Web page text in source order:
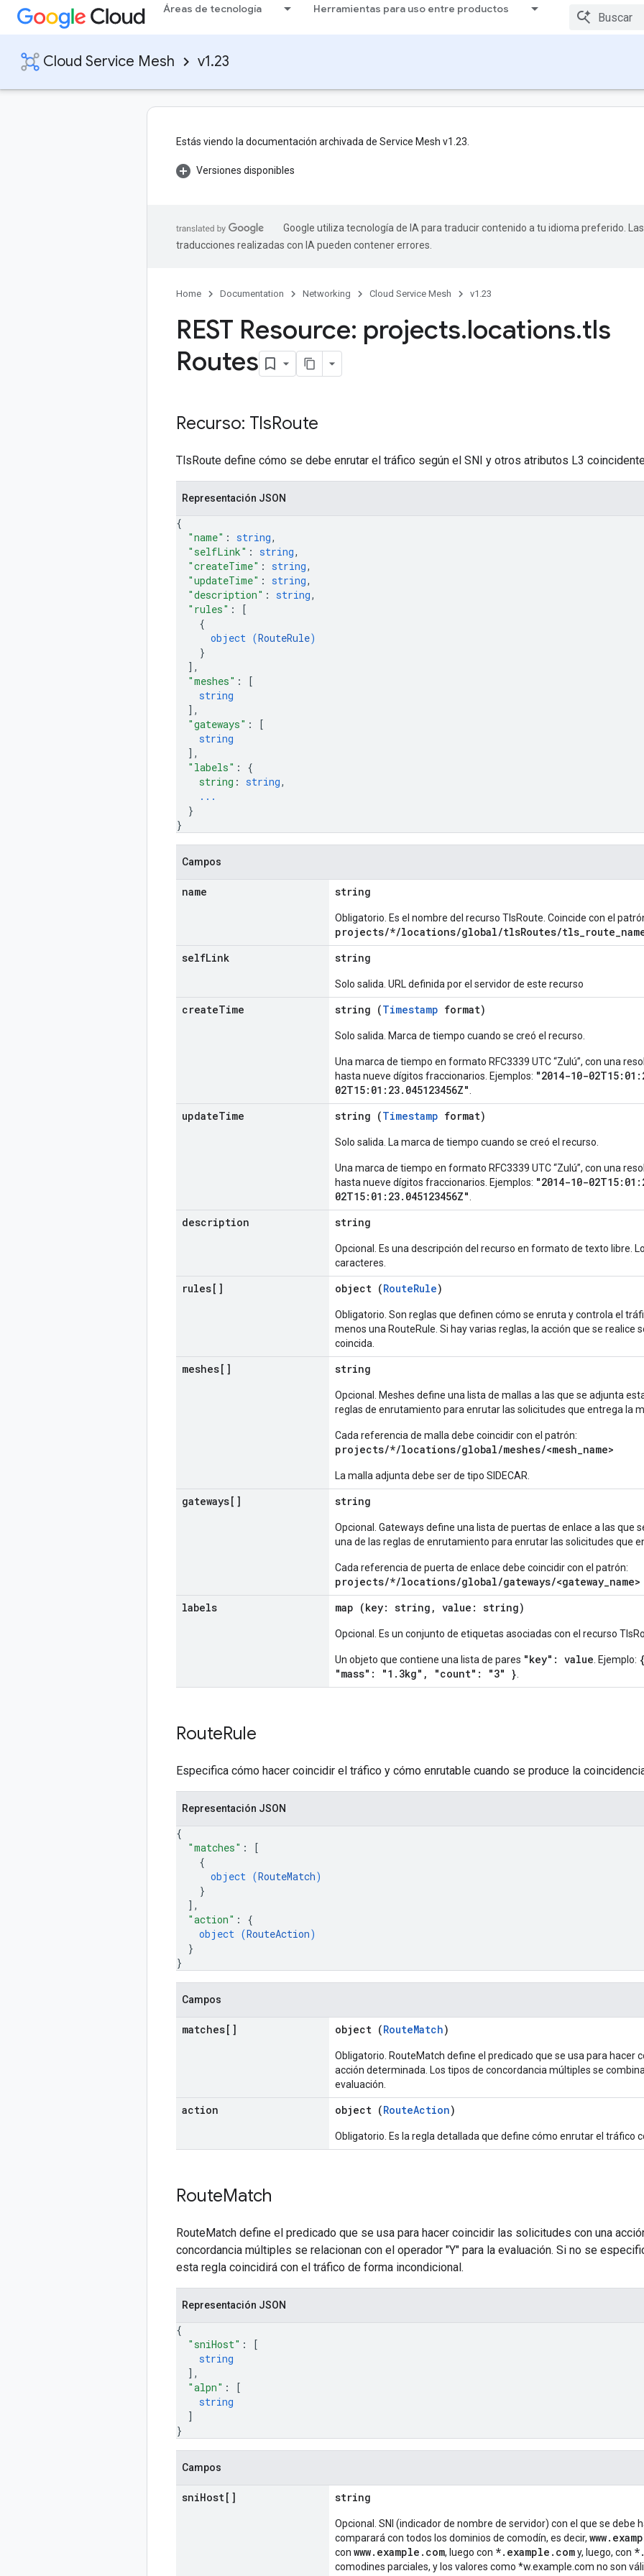
Áreas de tecnología Herramientas para uso entre productos
Cloud Service Mesh v1.23
Estás viendo la documentación archivada de Service Mesh v1.23.
Versiones disponibles
Google utiliza tecnología de IA para traducir contenido a tu idioma preferido. Las
traducciones realizadas con IA pueden contener errores.
Home Documentation Networking Cloud Service Mesh v1.23
REST Resource: projects.locations.tls
Routes
Recurso: TlsRoute
TlsRoute define cómo se debe enrutar el tráfico según el SNI y otros atributos L3
Representación JSON
{
"name" : string,
"selfLink" : string,
"createTime" : string,
"updateTime" : string,
"description" : string,
"rules" :
[
{
object (RouteRule)
}
] ,
"meshes" :
[
string
] ,
"gateways" :
[
string
] ,
"labels" : {
string : string,
...
}
}
Campos
name string
Obligatorio. Es el nombre del recurso TlsRoute. Coincide con el
projects/*/locations/global/tlsRoutes/
selfLink string
Solo salida. URL definida por el servidor de este recurso
createTime string (Timestamp format)
Solo salida. Marca de tiempo cuando se creó el recurso.
Una marca de tiempo en formato RFC3339 UTC “Zulú”, con una
hasta nueve dígitos fraccionarios. Ejemplos: "2014-10-
02T15:01:23.045123456Z"
updateTime string (Timestamp format)
Solo salida. La marca de tiempo cuando se creó el recurso.
Una marca de tiempo en formato RFC3339 UTC “Zulú”, con una
hasta nueve dígitos fraccionarios. Ejemplos: "2014-10-
02T15:01:23.045123456Z"
description string
Opcional. Es una descripción del recurso en formato de texto libre.
caracteres.
rules[] object (RouteRule)
Obligatorio. Son reglas que definen cómo se enruta y controla el
menos una RouteRule. Si hay varias reglas, la acción que se realice
coincida.
meshes[] string
Opcional. Meshes define una lista de mallas a las que se adjunta
reglas de enrutamiento para enrutar las solicitudes que entrega la
Cada referencia de malla debe coincidir con el patrón:
projects/*/locations/global/meshes/<mesh_name>
La malla adjunta debe ser de tipo SIDECAR.
gateways[] string
Opcional. Gateways define una lista de puertas de enlace a las que
una de las reglas de enrutamiento para enrutar las solicitudes que
Cada referencia de puerta de enlace debe coincidir con el patrón:
projects/*/locations/global/gateways/<gateway_name>
labels
map (key: string, value: string)
Opcional. Es un conjunto de etiquetas asociadas con el recurso
Un objeto que contiene una lista de pares "key": value . Ejemplo:
"mass": "1.3kg", "count": "3" }
RouteRule
Especifica cómo hacer coincidir el tráfico y cómo enrutable cuando se produce la
Representación JSON
{
"matches" :
[
{
object (RouteMatch)
}
] ,
"action" : {
object (RouteAction)
}
}
Campos
matches[] object (RouteMatch)
Obligatorio. RouteMatch define el predicado que se usa para hacer
acción determinada. Los tipos de concordancia múltiples se
evaluación.
action object (RouteAction)
Obligatorio. Es la regla detallada que define cómo enrutar el tráfico
RouteMatch
RouteMatch define el predicado que se usa para hacer coincidir las solicitudes con una
concordancia múltiples se relacionan con el operador "Y" para la evaluación. Si no se
esta regla coincidirá con el tráfico de forma incondicional.
Representación JSON
{
"sniHost" :
[
string
] ,
"alpn" :
[
string
]
}
Campos
sniHost[] string
Opcional. SNI (indicador de nombre de servidor) con el que se debe
comparará con todos los dominios de comodín, es decir,
con www.example.com, luego con *.example.comy, luego, con
comodines parciales, y los valores como *w.example.com no son